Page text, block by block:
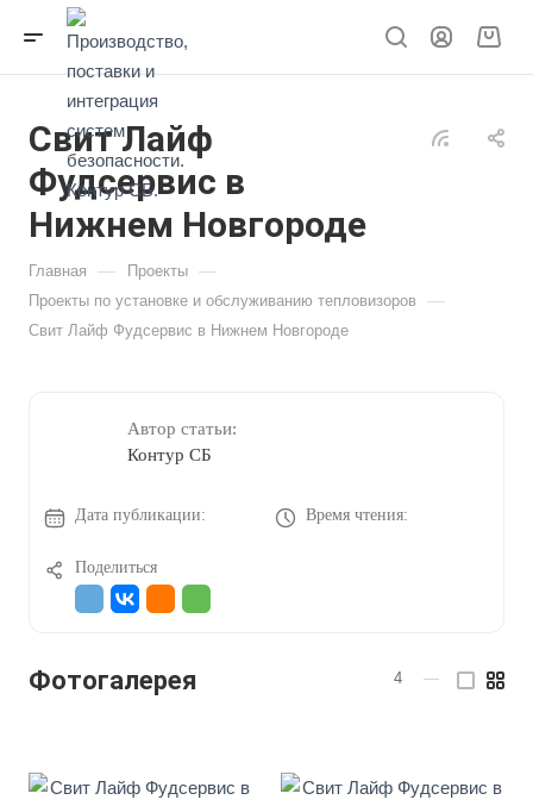
Свит Лайф
Фудсервис в
Нижнем Новгороде
Главная — Проекты —
Проекты по установке и обслуживанию тепловизоров —
Свит Лайф Фудсервис в Нижнем Новгороде
Автор статьи:
Контур СБ
Дата публикации: Время чтения:
Поделиться
Фотогалерея 4 —